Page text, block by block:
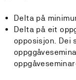
Delta på
Delta på eit
opposisjon. Dei